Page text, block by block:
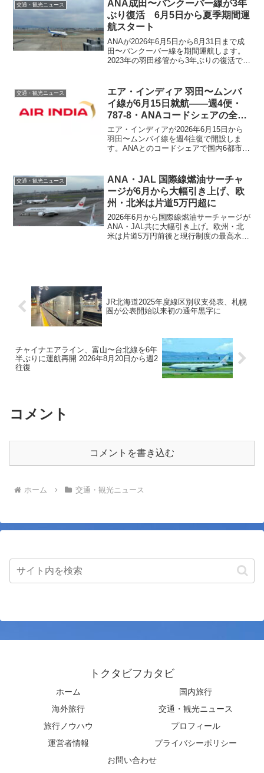
ておきたい混雑・路線選びのポイントを
解説します。
交通・観光ニュース
ANA成田〜バンクーバー線が3年
ぶり復活 6月5日から夏季期間運
航スタート
ANAが2026年6月5日から8月31日まで成
田〜バンクーバー線を期間運航します。
2023年の羽田移管から3年ぶりの復活で、
び方を解説します。
交通・観光ニュース
エア・インディア 羽田〜ムンバ
イ線が6月15日就航——週4便・
787-8・ANAコードシェアの全情
報
エア・インディアが2026年6月15日から
羽田〜ムンバイ線を週4往復で開設しま
す。ANAとのコードシェアで国内6都市か
用法をまとめました。
交通・観光ニュース
ANA・JAL 国際線燃油サーチャ
ージが6月から大幅引き上げ、欧
州・北米は片道5万円超に
2026年6月から国際線燃油サーチャージが
ANA・JAL共に大幅引き上げ。欧州・北
米は片道5万円前後と現行制度の最高水準
JR北海道2025年度線区別収支発表、札幌
圏が公表開始以来初の通年黒字に
チャイナエアライン、富山〜台北線を6年
半ぶりに運航再開 2026年8月20日から週2
往復
コメント
コメントを書き込む
ホーム 交通・観光ニュース
トクタビフカタビ
ホーム
国内旅行
海外旅行
交通・観光ニュース
旅行ノウハウ
プロフィール
運営者情報
プライバシーポリシー
お問い合わせ